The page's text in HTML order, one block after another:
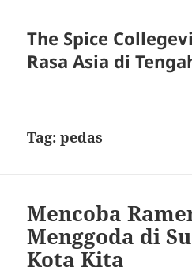
The Spice
Rasa Asia di
Tag:pedas
Mencoba
Menggoda di
Kota Kita